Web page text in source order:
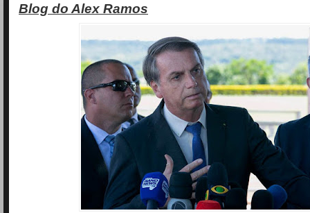
Blog do Alex Ramos